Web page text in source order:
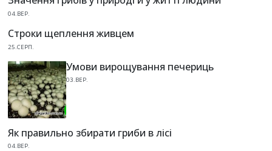
04.ВЕР.
Строки щеплення живцем
25.СЕРП.
Умови вирощування печериць
03.ВЕР.
Як правильно збирати гриби в лісі
04.ВЕР.